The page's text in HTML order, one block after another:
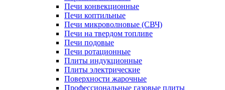
Печи конвекционные
Печи коптильные
Печи микроволновые (СВЧ)
Печи на твердом топливе
Печи подовые
Печи ротационные
Плиты индукционные
Плиты электрические
Поверхности жарочные
Профессиональные газовые плиты